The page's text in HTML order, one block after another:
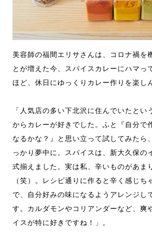
美容師の福間エリサさんは、コロナ禍を
とが増えた今、スパイスカレーにハマっ
ほど、休日にゆっくりカレー作りを楽し
「人気店の多い下北沢に住んでいたとい
からカレーが好きでした。ふと『自分で
なるかな？』と思い立って試してみたら
っかり夢中に。スパイスは、新大久保の
式揃えました。実は私、辛いものがあま
（笑）。レシピ通りに作ると辛く感じち
で、自分好みの味になるようアレンジし
す。カルダモンやコリアンダーなど、爽
イスが特に好きですね！」。